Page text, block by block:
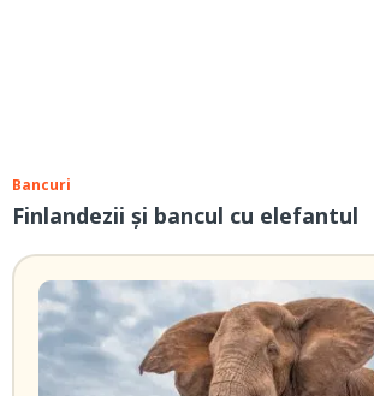
Bancuri
Finlandezii și bancul cu elefantul